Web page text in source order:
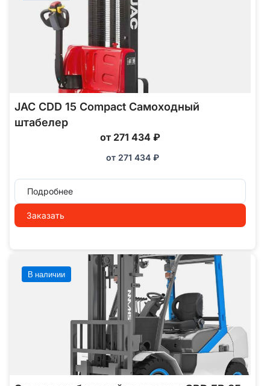
JAC CDD 15 Compact Самоходный
штабелер
от 271 434 ₽
от 271 434 ₽
Подробнее
Заказать
В наличии